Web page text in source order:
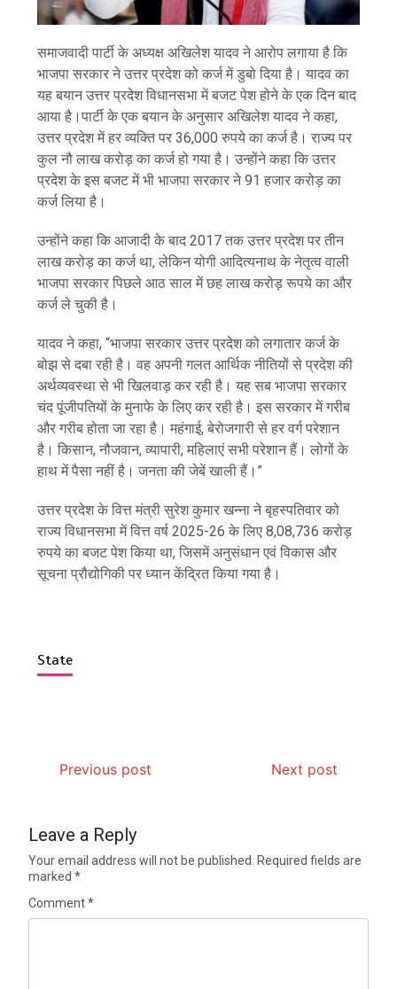
समाजवादी पार्टी के अध्यक्ष अखिलेश यादव ने आरोप लगाया है कि
भाजपा सरकार ने उत्तर प्रदेश को कर्ज में डुबो दिया है। यादव का
यह बयान उत्तर प्रदेश विधानसभा में बजट पेश होने के एक दिन बाद
आया है।पार्टी के एक बयान के अनुसार अखिलेश यादव ने कहा,
उत्तर प्रदेश में हर व्यक्ति पर 36,000 रुपये का कर्ज है। राज्य पर
कुल नौ लाख करोड़ का कर्ज हो गया है। उन्होंने कहा कि उत्तर
प्रदेश के इस बजट में भी भाजपा सरकार ने 91 हजार करोड़ का
कर्ज लिया है।
उन्होंने कहा कि आजादी के बाद 2017 तक उत्तर प्रदेश पर तीन
लाख करोड़ का कर्ज था, लेकिन योगी आदित्यनाथ के नेतृत्व वाली
भाजपा सरकार पिछले आठ साल में छह लाख करोड़ रूपये का और
कर्ज ले चुकी है।
यादव ने कहा, “भाजपा सरकार उत्तर प्रदेश को लगातार कर्ज के
बोझ से दबा रही है। वह अपनी गलत आर्थिक नीतियों से प्रदेश की
अर्थव्यवस्था से भी खिलवाड़ कर रही है। यह सब भाजपा सरकार
चंद पूंजीपतियों के मुनाफे के लिए कर रही है। इस सरकार में गरीब
और गरीब होता जा रहा है। महंगाई, बेरोजगारी से हर वर्ग परेशान
है। किसान, नौजवान, व्यापारी, महिलाएं सभी परेशान हैं। लोगों के
हाथ में पैसा नहीं है। जनता की जेबें खाली हैं।”
उत्तर प्रदेश के वित्त मंत्री सुरेश कुमार खन्ना ने बृहस्पतिवार को
राज्य विधानसभा में वित्त वर्ष 2025-26 के लिए 8,08,736 करोड़
रुपये का बजट पेश किया था, जिसमें अनुसंधान एवं विकास और
सूचना प्रौद्योगिकी पर ध्यान केंद्रित किया गया है।
State
Previous post Next post
Leave a Reply
Your email address will not be published. Required fields are
marked*
Comment*